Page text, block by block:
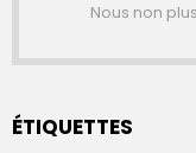
Nous non
ÉTIQUETTES